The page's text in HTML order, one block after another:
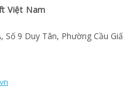
Việt Nam
Số 9 Duy Tân, Phường Cầu